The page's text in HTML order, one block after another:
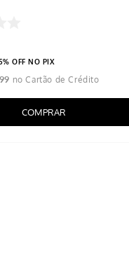
OFF NO PIX
99
COMPRAR